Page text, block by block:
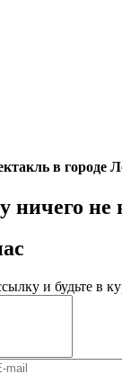
в городе
ничего не
и будьте в